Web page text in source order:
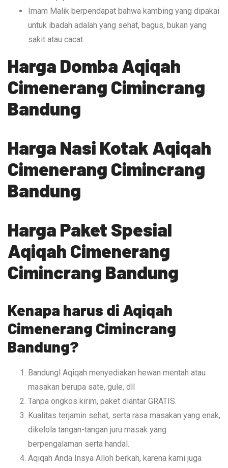
Imam Malik berpendapat bahwa kambing yang dipakai
untuk ibadah adalah yang sehat, bagus, bukan yang
sakit atau cacat.
Harga Domba Aqiqah
Cimenerang Cimincrang
Bandung
Harga Nasi Kotak Aqiqah
Cimenerang Cimincrang
Bandung
Harga Paket Spesial
Aqiqah Cimenerang
Cimincrang Bandung
Kenapa harus di Aqiqah
Cimenerang Cimincrang
Bandung?
Bandungl Aqiqah menyediakan hewan mentah atau
masakan berupa sate, gule, dll
Tanpa ongkos kirim, paket diantar GRATIS.
Kualitas terjamin sehat, serta rasa masakan yang enak,
dikelola tangan-tangan juru masak yang
berpengalaman serta handal.
Aqiqah Anda Insya Alloh berkah, karena kami juga